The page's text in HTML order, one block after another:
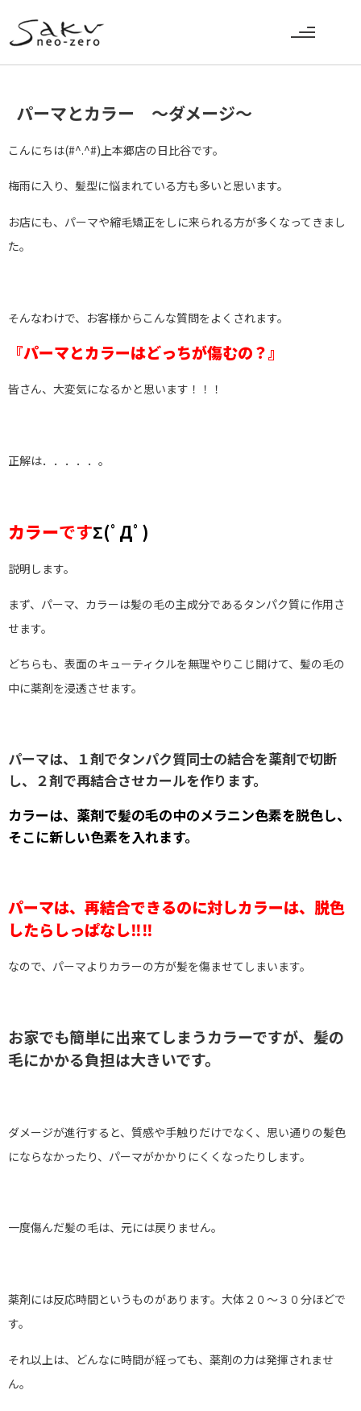
パーマとカラー ～ダメージ～
こんにちは(#^.^#)上本郷店の日比谷です。
梅雨に入り、髪型に悩まれている方も多いと思います。
お店にも、パーマや縮毛矯正をしに来られる方が多くなってきまし
た。
そんなわけで、お客様からこんな質問をよくされます。
『パーマとカラーはどっちが傷むの？』
皆さん、大変気になるかと思います！！！
正解は．．．．．。
カラーですΣ(ﾟДﾟ)
説明します。
まず、パーマ、カラーは髪の毛の主成分であるタンパク質に作用さ
せます。
どちらも、表面のキューティクルを無理やりこじ開けて、髪の毛の
中に薬剤を浸透させます。
パーマは、１剤でタンパク質同士の結合を薬剤で切断
し、２剤で再結合させカールを作ります。
カラーは、薬剤で髪の毛の中のメラニン色素を脱色し、
そこに新しい色素を入れます。
パーマは、再結合できるのに対しカラーは、脱色
したらしっぱなし‼‼
なので、パーマよりカラーの方が髪を傷ませてしまいます。
お家でも簡単に出来てしまうカラーですが、髪の
毛にかかる負担は大きいです。
ダメージが進行すると、質感や手触りだけでなく、思い通りの髪色
にならなかったり、パーマがかかりにくくなったりします。
一度傷んだ髪の毛は、元には戻りません。
薬剤には反応時間というものがあります。大体２０～３０分ほどで
す。
それ以上は、どんなに時間が経っても、薬剤の力は発揮されませ
ん。